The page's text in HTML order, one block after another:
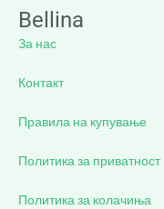
Bellina
За нас
Контакт
Правила на купување
Политика за приватност
Политика за колачиња